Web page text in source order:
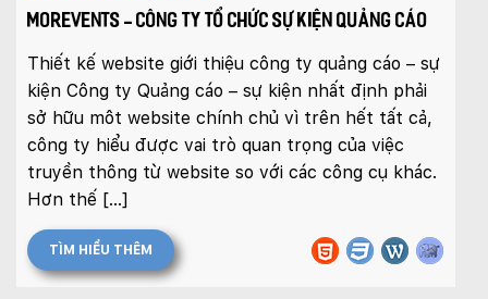
MOREVENTS - CÔNG TY TỔ CHỨC SỰ KIỆN QUẢNG CÁO
Thiết kế website giới thiệu công ty quảng cáo – sự
kiện Công ty Quảng cáo – sự kiện nhất định phải
sở hữu môt website chính chủ vì trên hết tất cả,
công ty hiểu được vai trò quan trọng của việc
truyền thông từ website so với các công cụ khác.
Hơn thế […]
TÌM HIỂU THÊM